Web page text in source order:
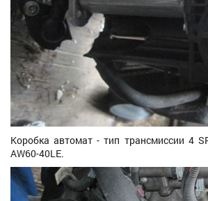
Коробка автомат - тип трансмиссии 4
AW60-40LE.